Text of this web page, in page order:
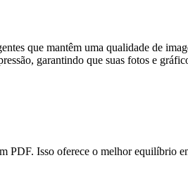
que mantêm uma qualidade de
garantindo que suas fotos e
Isso oferece o melhor equilíbrio